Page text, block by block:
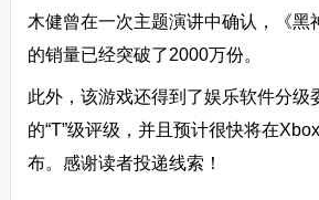
木健曾在一次主题演讲中确认，《黑
的销量已经突破了2000万份。
此外，该游戏还得到了娱乐软件分级
的“T”级评级，并且预计很快将在
布。感谢读者投递线索！